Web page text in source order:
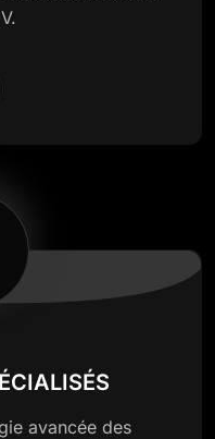
avancée des